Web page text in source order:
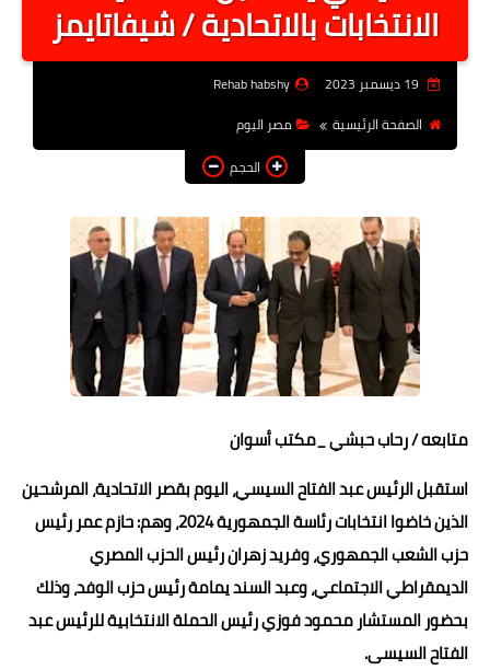
أخبار الرياصة
الطب البديل
خدمات
اخبار فنيه
التعليم
الصحه
الطقس
معلومه قانونيه
تكنولوجيا المعلومات
حوادث وقضايا
خدمات
الصحه والجمال
الانتخابات بالاتحادية / شيفاتايمز
Rehab habshy
الصفحة الرئيسية
مصر اليوم
الحجم
متابعه / رحاب حبشي _مكتب أسوان
استقبل الرئيس عبد الفتاح السيسي، اليوم بقصر الاتحادية، المرشحين
الذين خاضوا انتخابات رئاسة الجمهورية 2024، وهم: حازم عمر رئيس
حزب الشعب الجمهوري، وفريد زهران رئيس الحزب المصري
الديمقراطي الاجتماعي، وعبد السند يمامة رئيس حزب الوفد، وذلك
بحضور المستشار محمود فوزي رئيس الحملة الانتخابية للرئيس عبد
الفتاح السيسى.